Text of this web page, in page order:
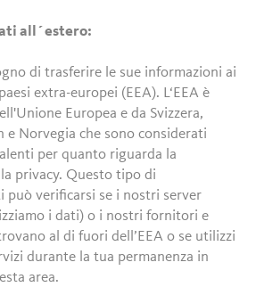
all´estero:
di trasferire le sue informazioni ai
extra-europei (EEA). L‘EEA è
Europea e da Svizzera,
e Norvegia che sono considerati
per quanto riguarda la
privacy. Questo tipo di
può verificarsi se i nostri server
i dati) o i nostri fornitori e
al di fuori dell’EEA o se utilizzi
durante la tua permanenza in
area.